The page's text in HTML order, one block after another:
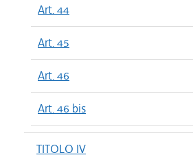
Art. 44
Art. 45
Art. 46
Art. 46 bis
TITOLO IV